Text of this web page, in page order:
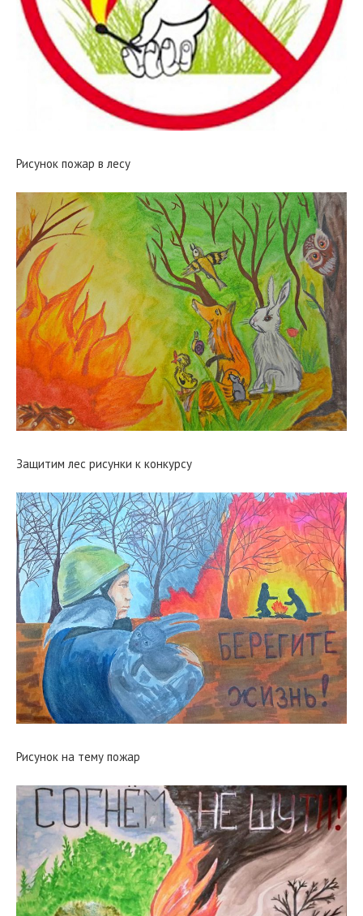
Рисунок пожар в лесу
Защитим лес рисунки к конкурсу
Рисунок на тему пожар